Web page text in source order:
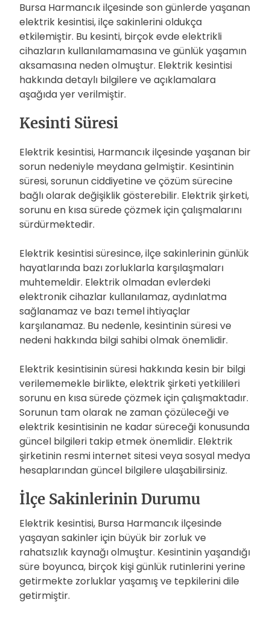
Bursa Harmancık ilçesinde son günlerde yaşanan
elektrik kesintisi, ilçe sakinlerini oldukça
etkilemiştir. Bu kesinti, birçok evde elektrikli
cihazların kullanılamamasına ve günlük yaşamın
aksamasına neden olmuştur. Elektrik kesintisi
hakkında detaylı bilgilere ve açıklamalara
aşağıda yer verilmiştir.
Kesinti Süresi
Elektrik kesintisi, Harmancık ilçesinde yaşanan bir
sorun nedeniyle meydana gelmiştir. Kesintinin
süresi, sorunun ciddiyetine ve çözüm sürecine
bağlı olarak değişiklik gösterebilir. Elektrik şirketi,
sorunu en kısa sürede çözmek için çalışmalarını
sürdürmektedir.
Elektrik kesintisi süresince, ilçe sakinlerinin günlük
hayatlarında bazı zorluklarla karşılaşmaları
muhtemeldir. Elektrik olmadan evlerdeki
elektronik cihazlar kullanılamaz, aydınlatma
sağlanamaz ve bazı temel ihtiyaçlar
karşılanamaz. Bu nedenle, kesintinin süresi ve
nedeni hakkında bilgi sahibi olmak önemlidir.
Elektrik kesintisinin süresi hakkında kesin bir bilgi
verilememekle birlikte, elektrik şirketi yetkilileri
sorunu en kısa sürede çözmek için çalışmaktadır.
Sorunun tam olarak ne zaman çözüleceği ve
elektrik kesintisinin ne kadar süreceği konusunda
güncel bilgileri takip etmek önemlidir. Elektrik
şirketinin resmi internet sitesi veya sosyal medya
hesaplarından güncel bilgilere ulaşabilirsiniz.
İlçe Sakinlerinin Durumu
Elektrik kesintisi, Bursa Harmancık ilçesinde
yaşayan sakinler için büyük bir zorluk ve
rahatsızlık kaynağı olmuştur. Kesintinin yaşandığı
süre boyunca, birçok kişi günlük rutinlerini yerine
getirmekte zorluklar yaşamış ve tepkilerini dile
getirmiştir.